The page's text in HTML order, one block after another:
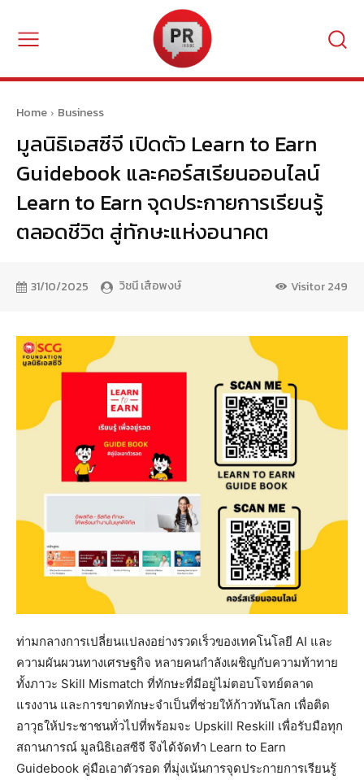
Home Business
มูลนิธิเอสซีจี เปิดตัว Learn to Earn
Guidebook และคอร์สเรียนออนไลน์
Learn to Earn จุดประกายการเรียนรู้
ตลอดชีวิต สู่ทักษะแห่งอนาคต
31/10/2025 วิชนี เสือพงษ์ Visitor249
ท่ามกลางการเปลี่ยนแปลงอย่างรวดเร็วของเทคโนโลยี AI และ
ความผันผวนทางเศรษฐกิจ หลายคนกำลังเผชิญกับความท้าทาย
ทั้งภาวะ Skill Mismatch ที่ทักษะที่มีอยู่ไม่ตอบโจทย์ตลาด
แรงงาน และการขาดทักษะจำเป็นที่ช่วยให้ก้าวทันโลก เพื่อติด
อาวุธให้ประชาชนทั่วไปที่พร้อมจะ Upskill Reskill เพื่อรับมือทุก
สถานการณ์ มูลนิธิเอสซีจี จึงได้จัดทำ Learn to Earn
Guidebook คู่มือเอาตัวรอด ที่มุ่งเน้นการจุดประกายการเรียนรู้